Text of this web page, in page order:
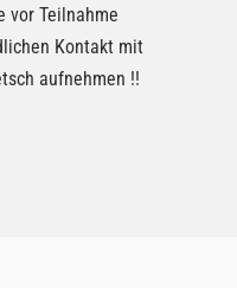
vor Teilnahme
Kontakt mit
aufnehmen !!